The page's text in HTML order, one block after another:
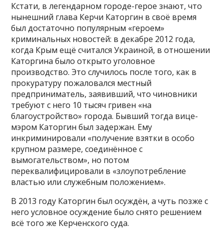
Кстати, в легендарном городе-герое знают, что
нынешний глава Керчи Каторгин в своё время
был достаточно популярным «героем»
криминальных новостей: в декабре 2012 года,
когда Крым ещё считался Украиной, в отношении
Каторгина было открыто уголовное
производство. Это случилось после того, как в
прокуратуру пожаловался местный
предприниматель, заявивший, что чиновники
требуют с него 10 тысяч гривен «на
благоустройство» города. Бывший тогда вице-
мэром Каторгин был задержан. Ему
инкриминировали «получение взятки в особо
крупном размере, соединённое с
вымогательством», но потом
переквалифицировали в «злоупотребление
властью или служебным положением».
В 2013 году Каторгин был осуждён, а чуть позже с
него условное осуждение было снято решением
всё того же Керченского суда.